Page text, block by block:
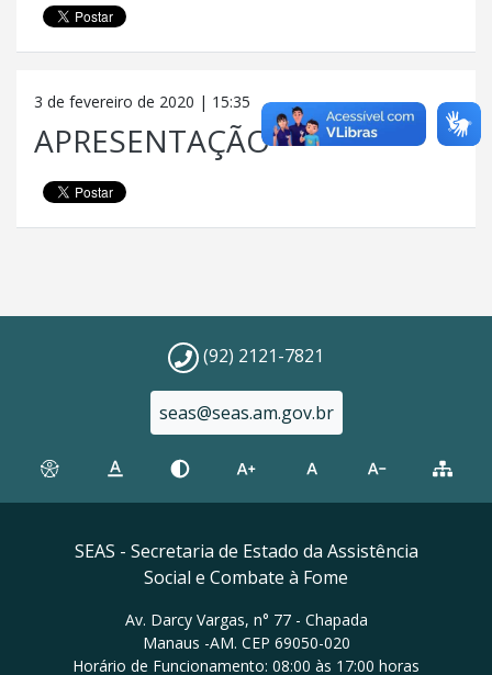
3 de fevereiro de 2020 | 15:35
APRESENTAÇÃO
(92) 2121-7821
seas@seas.am.gov.br
SEAS - Secretaria de Estado da Assistência
Social e Combate à Fome
Av. Darcy Vargas, n° 77 - Chapada
Manaus -AM. CEP 69050-020
Horário de Funcionamento: 08:00 às 17:00 horas